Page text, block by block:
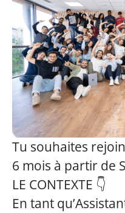
Tu souhaites
6 mois à partir de
LE CONTEXTE 👇
En tant